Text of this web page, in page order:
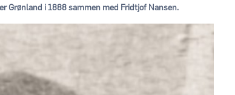
Grønland i 1888 sammen med Fridtjof Nansen.